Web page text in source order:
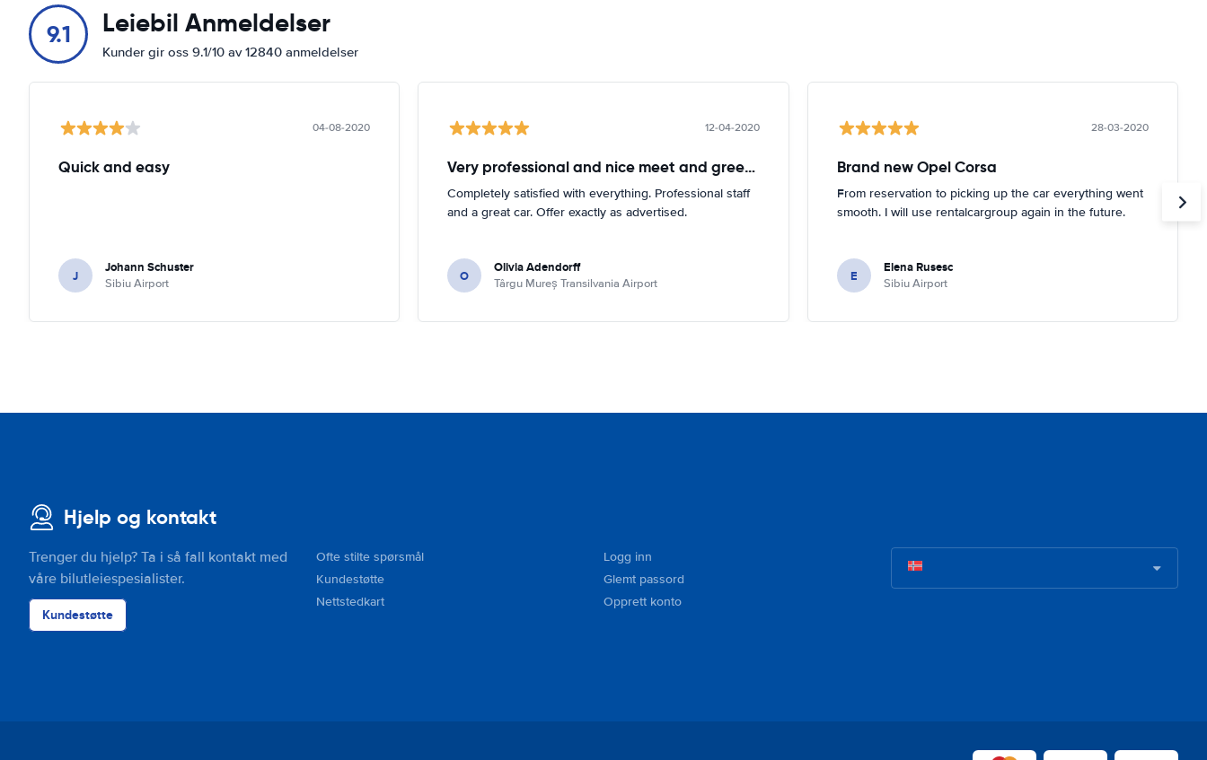
9.1 Leiebil Anmeldelser
Kunder gir oss 9.1/10 av 12840 anmeldelser
04-08-2020
Quick and easy
J Johann Schuster
Sibiu Airport
12-04-2020
Very professional and nice meet and greeter. Intelligent and caring.
Completely satisfied with everything. Professional staff
and a great car. Offer exactly as advertised.
O Olivia Adendorff
Târgu Mureș Transilvania Airport
28-03-2020
Brand new Opel Corsa
From reservation to picking up the car everything went
smooth. I will use rentalcargroup again in the future.
E Elena Rusesc
Sibiu Airport
Hjelp og kontakt
Trenger du hjelp? Ta i så fall kontakt med
våre bilutleiespesialister.
Kundestøtte
Ofte stilte spørsmål
Kundestøtte
Nettstedkart
Logg inn
Glemt passord
Opprett konto